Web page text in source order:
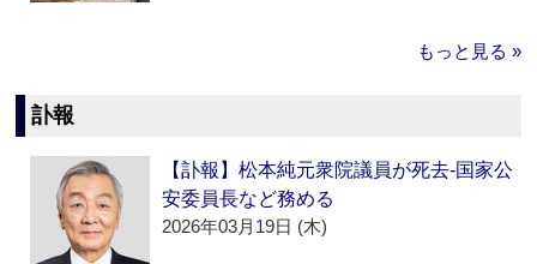
もっと見る »
訃報
【訃報】松本純元衆院議員が死去‐国家公
安委員長など務める
2026年03月19日 (木)